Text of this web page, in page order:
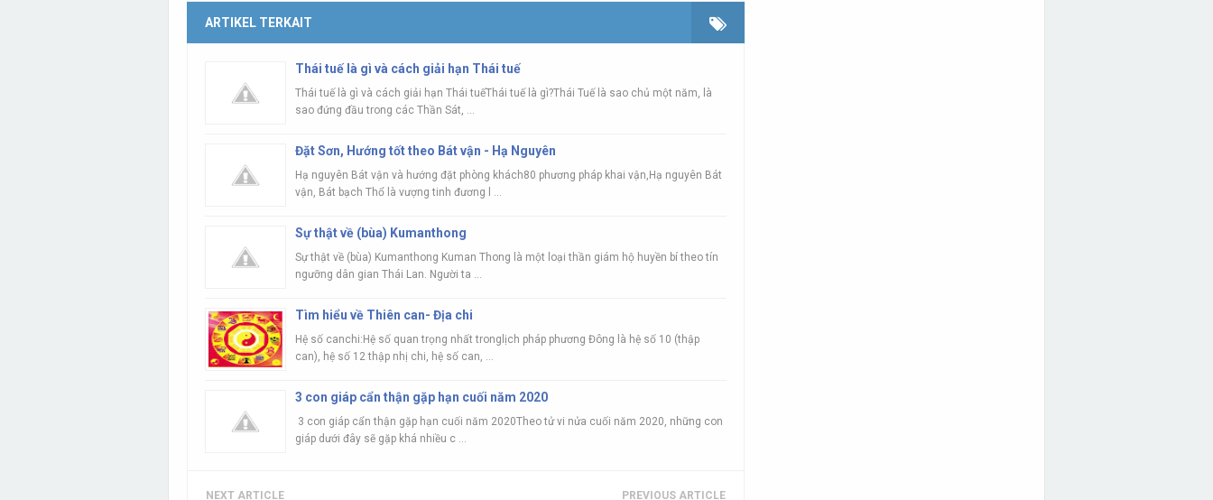
ARTIKEL TERKAIT
Thái tuế là gì và cách giải hạn Thái tuế
Thái tuế là gì và cách giải hạn Thái tuếThái tuế là gì?Thái Tuế là sao chủ một năm, là
sao đứng đầu trong các Thần Sát, ...
Đặt Sơn, Hướng tốt theo Bát vận - Hạ Nguyên
Hạ nguyên Bát vận và hướng đặt phòng khách80 phương pháp khai vận,Hạ nguyên Bát
vận, Bát bạch Thổ là vượng tinh đương l ...
Sự thật về (bùa) Kumanthong
Sự thật về (bùa) Kumanthong Kuman Thong là một loại thần giám hộ huyền bí theo tín
ngưỡng dân gian Thái Lan. Người ta ...
Tìm hiểu về Thiên can- Địa chi
Hệ số canchi:Hệ số quan trọng nhất tronglịch pháp phương Đông là hệ số 10 (thập
can), hệ số 12 thập nhị chi, hệ số can, ...
3 con giáp cẩn thận gặp hạn cuối năm 2020
3 con giáp cẩn thận gặp hạn cuối năm 2020Theo tử vi nửa cuối năm 2020, những con
giáp dưới đây sẽ gặp khá nhiều c ...
NEXT ARTICLE PREVIOUS ARTICLE